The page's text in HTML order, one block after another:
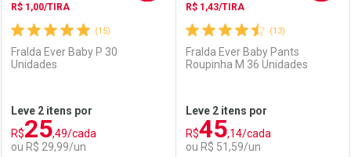
Comprar sem Desconto
Por R$ 36,11/cada
Comprar sem Desconto
Por R$ 36,11/cada
Comprar sem Desconto
Por R$ 27,99/cada
Comprar sem Desconto
Por R$ 27,99/cada
(15)
R$ 1,00/TIRA
Fralda Ever Baby P 30
Unidades
Leve 2 itens por
R$25,49/cada
ou R$ 29,99/un
(13)
R$ 1,43/TIRA
Fralda Ever Baby Pants
Roupinha M 36 Unidades
Leve 2 itens por
R$45,14/cada
ou R$ 51,59/un